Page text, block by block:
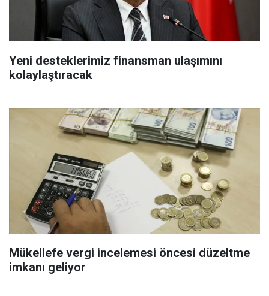
Yeni desteklerimiz finansman ulaşımını
kolaylaştıracak
Mükellefe vergi incelemesi öncesi düzeltme
imkanı geliyor